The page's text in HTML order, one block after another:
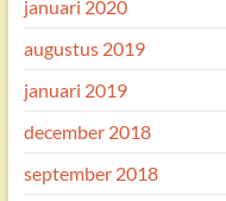
januari 2020
augustus 2019
januari 2019
december 2018
september 2018